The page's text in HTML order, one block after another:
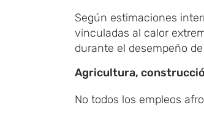
Según estimaciones
vinculadas al calor
durante el desempeño
Agricultura,
No todos los empleos